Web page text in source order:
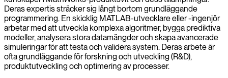
Deras expertis sträcker sig långt bortom grundläggande
programmering. En skicklig MATLAB-utvecklare eller -ingenjör
arbetar med att utveckla komplexa algoritmer, bygga prediktiva
modeller, analysera stora datamängder och skapa avancerade
simuleringar för att testa och validera system. Deras arbete är
ofta grundläggande för forskning och utveckling (R&D),
produktutveckling och optimering av processer.